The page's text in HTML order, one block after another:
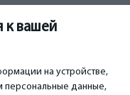
к вашей
на устройстве,
персональные данные,
€